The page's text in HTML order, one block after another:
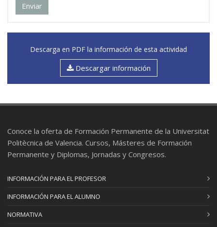
Enviar
Descarga en PDF la información de esta actividad
Descargar información
Conoce la oferta de Formación Permanente de la Universitat
Politècnica de Valencia. Cursos, Másteres de Formación
Permanente y Diplomas, Jornadas y Congresos.
INFORMACIÓN PARA EL PROFESOR
INFORMACIÓN PARA EL ALUMNO
NORMATIVA